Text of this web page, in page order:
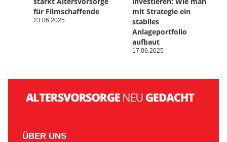
für Filmschaffende
23.06.2025
mit Strategie ein
stabiles
Anlageportfolio
aufbaut
17.06.2025
ÜBER UNS